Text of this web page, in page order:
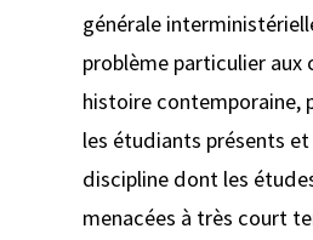
générale
problème particulier aux
histoire contemporaine,
les étudiants présents
discipline dont les
menacées à très court